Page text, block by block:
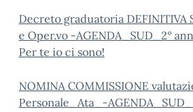
Decreto graduatoria DEFINITIVA
e Oper.vo -AGENDA_SUD_2°
Per te io ci sono!
NOMINA COMMISSIONE
Personale_Ata_-